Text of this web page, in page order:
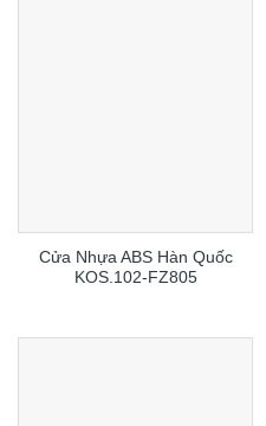
Cửa Nhựa ABS Hàn Quốc
KOS.102-FZ805